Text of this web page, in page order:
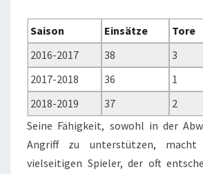
Saison Einsätze Tore
2016-2017
38 3
2017-2018
36 1
2018-2019
37 2
Seine Fähigkeit, sowohl in der
Angriff zu unterstützen,
vielseitigen Spieler, der oft